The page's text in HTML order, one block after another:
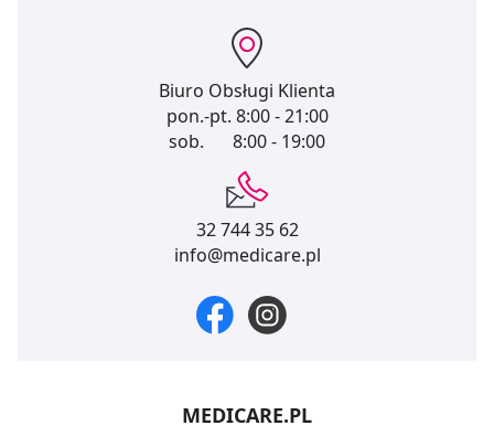
Biuro Obsługi Klienta
pon.-pt. 8:00 - 21:00
sob.
8:00 - 19:00
32 744 35 62
info@medicare.pl
MEDICARE.PL